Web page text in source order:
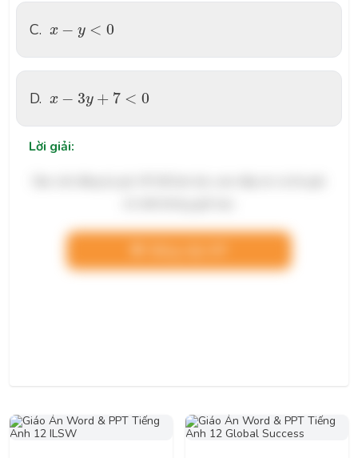
C. x − y < 0
x− <0
D. x − 3y + 7 < 0
x− y+ 7 0
Lời giải: